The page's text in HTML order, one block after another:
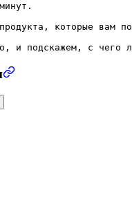
которые вам
и подскажем, с чего